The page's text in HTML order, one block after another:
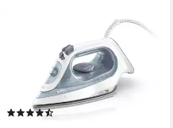
Dampfbügeleisen TexStyle 3
SI 3054 GY - 2.400 W, 180 g
Dampfstoß, 270 ml
Wassertank, 2400 W, 45 g
Dampfmenge, SuperCeramic